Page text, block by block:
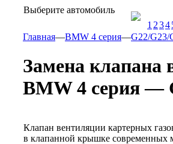
Выберите автомобиль
1 234
Главная—BMW 4 серия—G22/G23/
Замена клапана
BMW 4 серия —
Клапан вентиляции картерных
в клапанной крышке современных